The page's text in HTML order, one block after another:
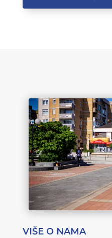
VIŠE O NAMA